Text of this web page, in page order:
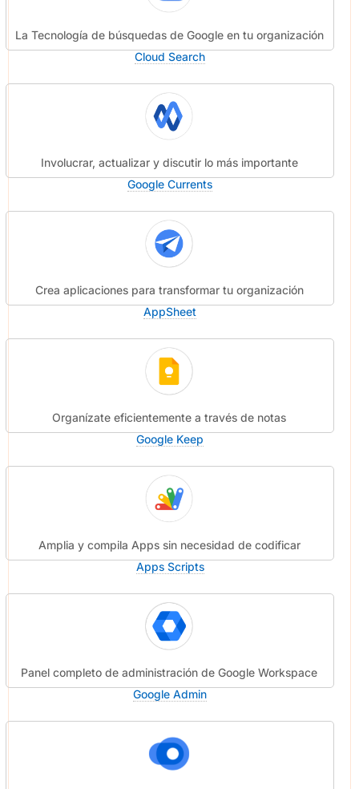
La Tecnología de búsquedas de Google en tu organización
Cloud Search
Involucrar, actualizar y discutir lo más importante
Google Currents
Crea aplicaciones para transformar tu organización
AppSheet
Organízate eficientemente a través de notas
Google Keep
Amplia y compila Apps sin necesidad de codificar
Apps Scripts
Panel completo de administración de Google Workspace
Google Admin